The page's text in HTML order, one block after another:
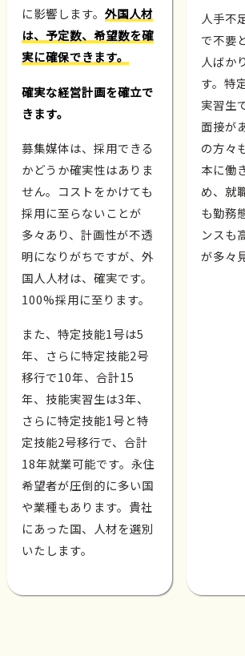
に影響します。 外国人材
は、予定数、希望数を確
実に確保できます。
確実な経営計画を確立で
きます。
募集媒体は、採用できる
かどうか確実性はありま
せん。コストをかけても
採用に至らないことが
多々あり、計画性が不透
明になりがちですが、外
国人人材は、確実です。
100%採用に至ります。
また、特定技能1号は5
年、さらに特定技能2号
移行で10年、合計15
年、技能実習生は3年、
さらに特定技能1号と特
定技能2号移行で、合計
18年就業可能です。永住
希望者が圧倒的に多い国
や業種もあります。貴社
にあった国、人材を選別
いたします。
人手不
で不要
人ばか
す。特
実習生
面接が
の方々
本に働
め、就
も勤務
ンスも
が多々